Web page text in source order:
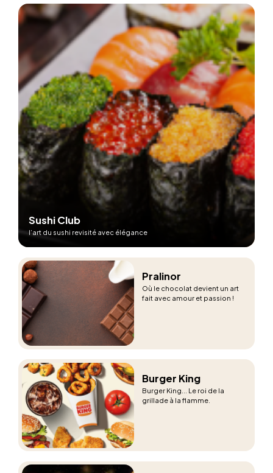
Sushi Club
l’art du sushi revisité avec élégance
Pralinor
Où le chocolat devient un art
fait avec amour et passion !
Burger King
Burger King... Le roi de la
grillade à la flamme.